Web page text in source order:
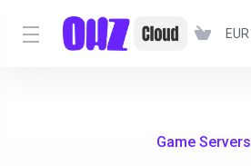
EUR
Game Servers